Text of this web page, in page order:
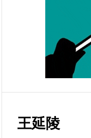
王延陵